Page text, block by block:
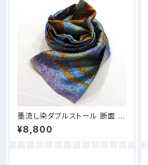
墨流し染ダブルストール 断面 -
D31
¥8,800